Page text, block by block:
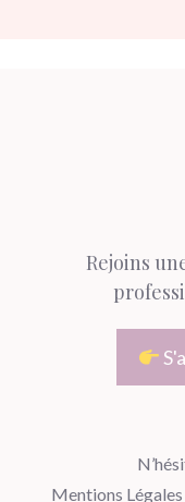
Rejoins
Mentions Légales